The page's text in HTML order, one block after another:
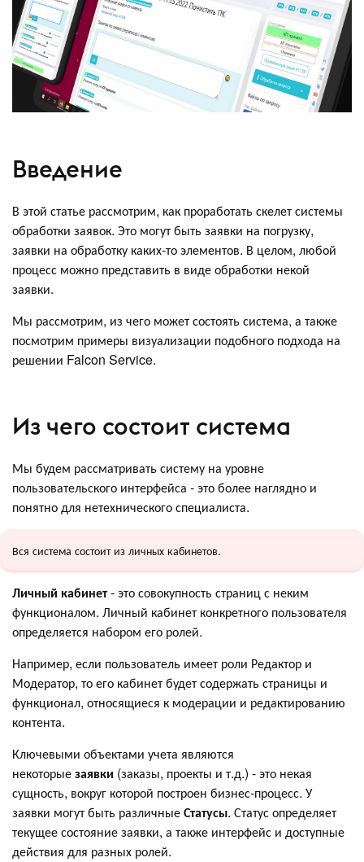
Введение
В этой статье рассмотрим, как проработать скелет системы
обработки заявок. Это могут быть заявки на погрузку,
заявки на обработку каких-то элементов. В целом, любой
процесс можно представить в виде обработки некой
заявки.
Мы рассмотрим, из чего может состоять система, а также
посмотрим примеры визуализации подобного подхода на
решении Falcon Service.
Из чего состоит система
Мы будем рассматривать систему на уровне
пользовательского интерфейса - это более наглядно и
понятно для нетехнического специалиста.
Вся система состоит из личных кабинетов.
Личный кабинет- это совокупность страниц с неким
функционалом. Личный кабинет конкретного пользователя
определяется набором его ролей.
Например, если пользователь имеет роли Редактор и
Модератор, то его кабинет будет содержать страницы и
функционал, относящиеся к модерации и редактированию
контента.
Ключевыми объектами учета являются
некоторыезаявки (заказы, проекты и т.д.) - это некая
сущность, вокруг которой построен бизнес-процесс. У
заявки могут быть различныеСтатусы. Статус определяет
текущее состояние заявки, а также интерфейс и доступные
действия для разных ролей.